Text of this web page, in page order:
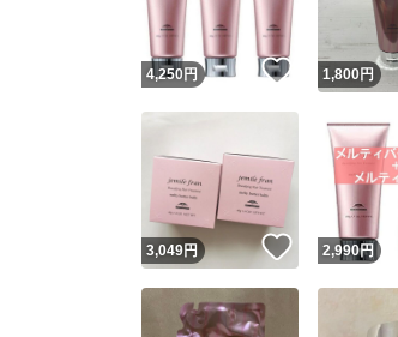
4,250 円 いいね！
1,800円
3,049円 いいね！
2,990円